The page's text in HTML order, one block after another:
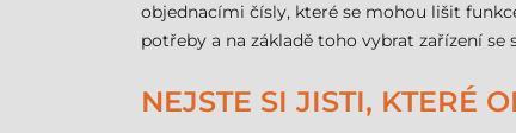
objednacími čísly, které se mohou lišit
potřeby a na základě toho vybrat zařízení
NEJSTE SI JISTI, KTERÉ